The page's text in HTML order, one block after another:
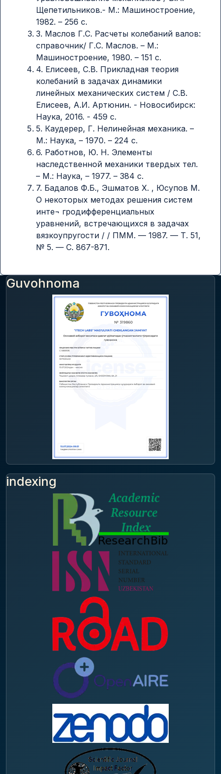
Щепетильников.- М.: Машиностроение,
1982. – 256 с.
3. Маслов Г.С. Расчеты колебаний валов:
справочник/ Г.С. Маслов. – М.:
Машиностроение, 1980. – 151 с.
4. Елисеев, С.В. Прикладная теория
колебаний в задачах динамики
линейных механических систем / С.В.
Елисеев, А.И. Артюнин. - Новосибирск:
Наука, 2016. - 459 с.
5. Каудерер, Г. Нелинейная механика. –
М.: Наука, – 1970. – 224 с.
6. Работнов, Ю. Н. Элементы
наследственной механики твердых тел.
– М.: Наука, – 1977. – 384 с.
7. Бадалов Ф.Б., Эшматов X. , Юсупов М.
О некоторых методах решения систем
инте¬ гродифференциальных
уравнений, встречающихся в задачах
вязкоупругости / / ПММ. — 1987. — Т. 51,
№ 5. — С. 867-871.
Guvohnoma
indexing